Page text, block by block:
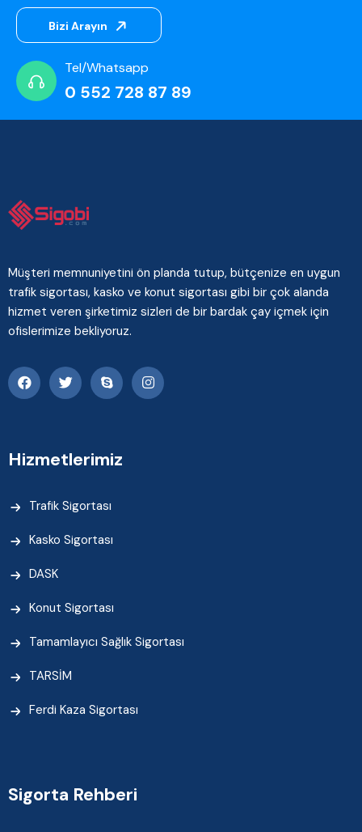
Bizi Arayın
Tel/Whatsapp
0 552 728 87 89
Müşteri memnuniyetini ön planda tutup, bütçenize en uygun
trafik sigortası, kasko ve konut sigortası gibi bir çok alanda
hizmet veren şirketimiz sizleri de bir bardak çay içmek için
ofislerimize bekliyoruz.
Hizmetlerimiz
Trafik Sigortası
Kasko Sigortası
DASK
Konut Sigortası
Tamamlayıcı Sağlık Sigortası
TARSİM
Ferdi Kaza Sigortası
Sigorta Rehberi